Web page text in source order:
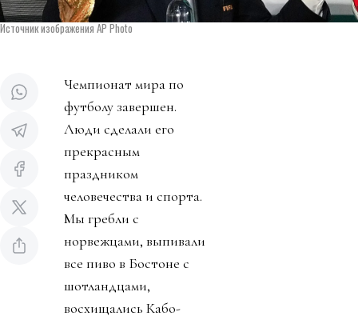
Источник изображения AP Photo
Чемпионат мира по
футболу завершен.
Люди сделали его
прекрасным
праздником
человечества и спорта.
Мы гребли с
норвежцами, выпивали
все пиво в Бостоне с
шотландцами,
восхищались Кабо-